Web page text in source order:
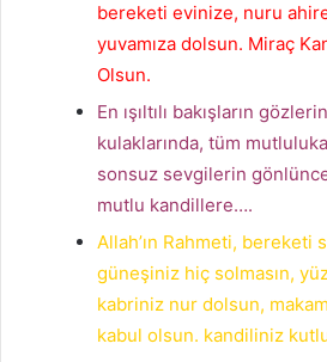
bereketi evinize, nuru
yuvamıza dolsun. Miraç
Olsun.
En ışıltılı bakışların
kulaklarında, tüm
sonsuz sevgilerin
mutlu kandillere….
Allah’ın Rahmeti, bereketi
güneşiniz hiç solmasın,
kabriniz nur dolsun,
kabul olsun. kandiliniz